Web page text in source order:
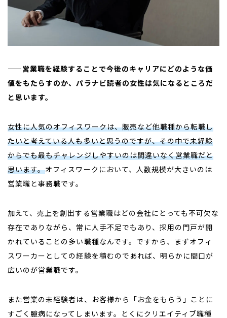
——営業職を経験することで今後のキャリアにどのような価
値をもたらすのか、パラナビ読者の女性は気になるところだ
と思います。
女性に人気のオフィスワークは、販売など他職種から転職し
たいと考えている人も多いと思うのですが、その中で未経験
からでも最もチャレンジしやすいのは間違いなく営業職だと
思います。オフィスワークにおいて、人数規模が大きいのは
営業職と事務職です。
加えて、売上を創出する営業職はどの会社にとっても不可欠な
存在でありながら、常に人手不足でもあり、採用の門戸が開
かれていることの多い職種なんです。ですから、まずオフィ
スワーカーとしての経験を積むのであれば、明らかに間口が
広いのが営業職です。
また営業の未経験者は、お客様から「お金をもらう」ことに
すごく臆病になってしまいます。とくにクリエイティブ職種